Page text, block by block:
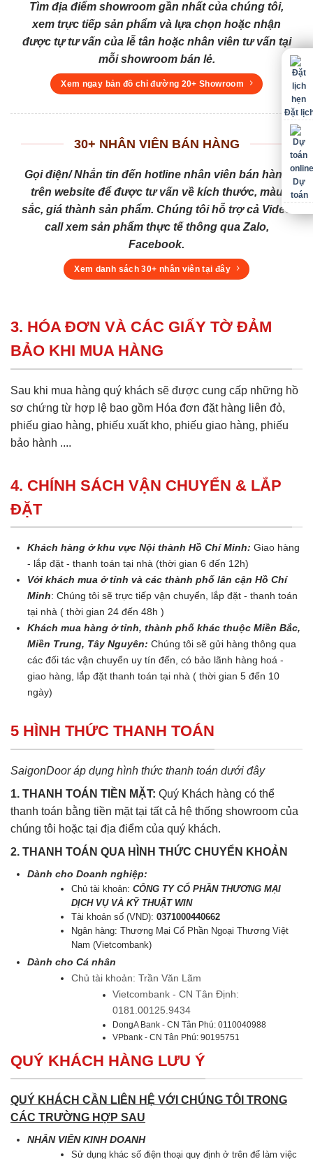
Tìm địa điểm showroom gần nhất của chúng tôi,
xem trực tiếp sản phẩm và lựa chọn hoặc nhận
được tự tư vấn của lễ tân hoặc nhân viên tư vấn tại
mỗi showroom bán lẻ.
Xem ngay bản đồ chỉ đường 20+ Showroom
30+ NHÂN VIÊN BÁN HÀNG
Gọi điện/ Nhắn tin đến hotline nhân viên bán hàng
trên website để được tư vấn về kích thước, màu
sắc, giá thành sản phẩm. Chúng tôi hỗ trợ cả Video
call xem sản phẩm thực tế thông qua Zalo,
Facebook.
Xem danh sách 30+ nhân viên tại đây
3. HÓA ĐƠN VÀ CÁC GIẤY TỜ ĐẢM
BẢO KHI MUA HÀNG
Sau khi mua hàng quý khách sẽ được cung cấp những hồ
sơ chứng từ hợp lệ bao gồm Hóa đơn đặt hàng liên đỏ,
phiếu giao hàng, phiếu xuất kho, phiếu giao hàng, phiếu
bảo hành ....
4. CHÍNH SÁCH VẬN CHUYỂN & LẮP
ĐẶT
Khách hàng ở khu vực Nội thành Hồ Chí Minh: Giao hàng
- lắp đặt - thanh toán tại nhà (thời gian 6 đến 12h)
Với khách mua ở tỉnh và các thành phố lân cận Hồ Chí
Minh: Chúng tôi sẽ trực tiếp vận chuyển, lắp đặt - thanh toán
tại nhà ( thời gian 24 đến 48h )
Khách mua hàng ở tỉnh, thành phố khác thuộc Miền Bắc,
Miền Trung, Tây Nguyên: Chúng tôi sẽ gửi hàng thông qua
các đối tác vận chuyển uy tín đến, có bảo lãnh hàng hoá -
giao hàng, lắp đặt thanh toán tại nhà ( thời gian 5 đến 10
ngày)
5 HÌNH THỨC THANH TOÁN
SaigonDoor áp dụng hình thức thanh toán dưới đây
1. THANH TOÁN TIỀN MẶT: Quý Khách hàng có thể
thanh toán bằng tiền mặt tại tất cả hệ thống showroom của
chúng tôi hoặc tại địa điểm của quý khách.
2. THANH TOÁN QUA HÌNH THỨC CHUYỂN KHOẢN
Dành cho Doanh nghiệp:
Chủ tài khoản:CÔNG TY CỔ PHẦN THƯƠNG MẠI
DỊCH VỤ VÀ KỸ THUẬT WIN
Tài khoản số (VND):0371000440662
Ngân hàng: Thương Mại Cổ Phần Ngoại Thương Việt
Nam (Vietcombank)
Dành cho Cá nhân
Chủ tài khoản: Trần Văn Lãm
Vietcombank - CN Tân Định:
0181.00125.9434
DongA Bank - CN Tân Phú: 0110040988
VPbank - CN Tân Phú: 90195751
QUÝ KHÁCH HÀNG LƯU Ý
QUÝ KHÁCH CẦN LIÊN HỆ VỚI CHÚNG TÔI TRONG
CÁC TRƯỜNG HỢP SAU
NHÂN VIÊN KINH DOANH
Sử dụng khác số điện thoại quy định ở trên để làm việc
Đặt
Dự
toán